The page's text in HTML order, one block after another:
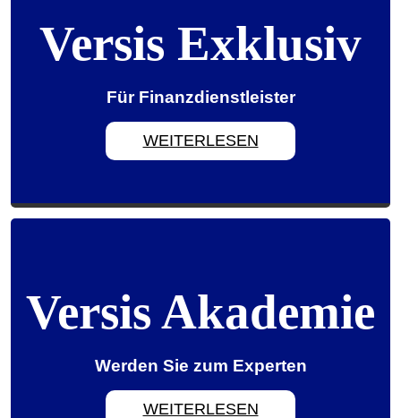
Versis Exklusiv
Für Finanzdienstleister
WEITERLESEN
Versis Exklusiv
Für Finanzdienstleister
WEITERLESEN
Versis Akademie
Werden Sie zum Experten
WEITERLESEN
Versis Akademie
Werden Sie zum Experten
WEITERLESEN